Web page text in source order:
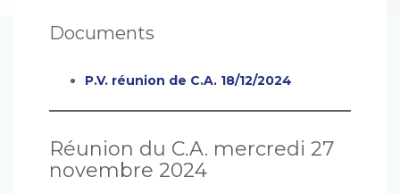
Documents
P.V. réunion de C.A. 18/12/2024
Réunion du C.A. mercredi 27
novembre 2024